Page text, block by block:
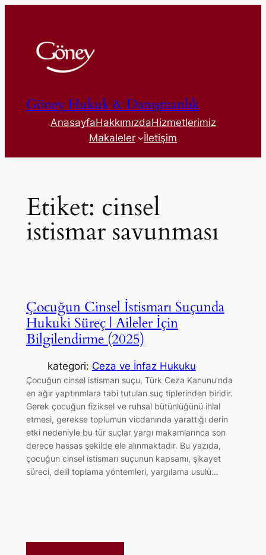
Göney Hukuk & Danışmanlık
AnasayfaHakkımızdaHizmetlerimiz
Makaleler
İletişim
Etiket: cinsel
istismar savunması
Çocuğun Cinsel İstismarı Suçunda
Hukuki Süreç | Aileler İçin
Bilgilendirme (2025)
kategori: Ceza ve İnfaz Hukuku
Çocuğun cinsel istismarı suçu, Türk Ceza Kanunu’nda
en ağır yaptırımlara tabi tutulan suç tiplerinden biridir.
Gerek çocuğun fiziksel ve ruhsal bütünlüğünü ihlal
etmesi, gerekse toplumun vicdanında yarattığı derin
etki nedeniyle bu tür suçlar yargı makamlarınca son
derece hassas şekilde ele alınmaktadır. Bu yazıda,
çocuğun cinsel istismarı suçunun kapsamı, şikayet
süreci, delil toplama yöntemleri, yargılama usulü…